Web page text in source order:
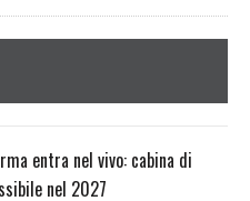
entra nel vivo: cabina di
nel 2027